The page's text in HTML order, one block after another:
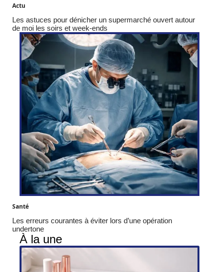
Actu
Les astuces pour dénicher un supermarché ouvert autour
de moi les soirs et week-ends
Santé
Les erreurs courantes à éviter lors d’une opération
undertone
À la une